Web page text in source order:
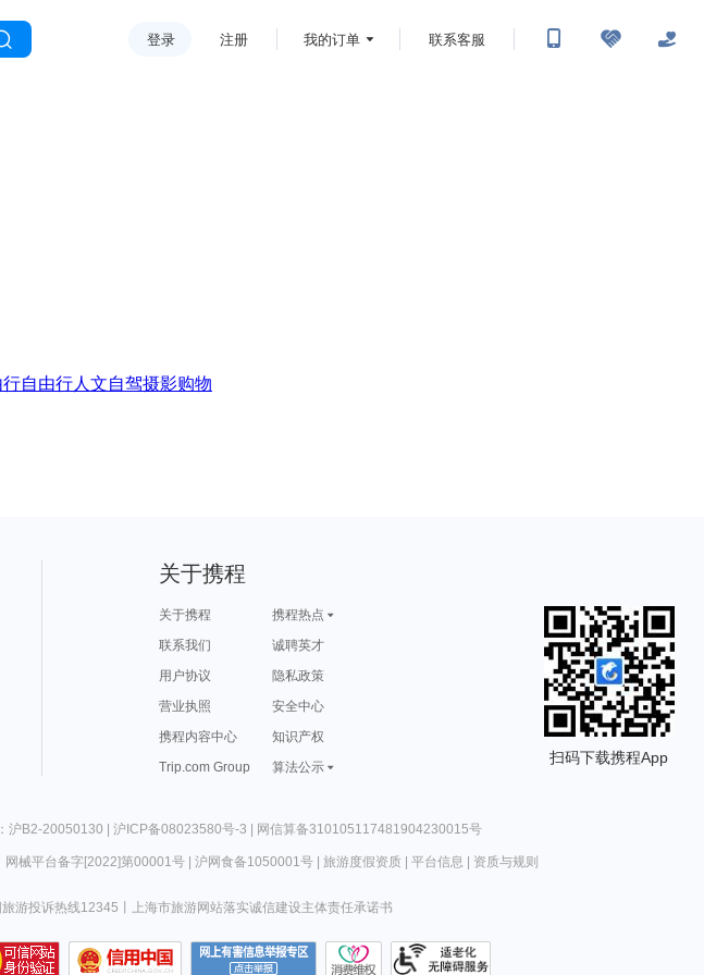
登录 注册 我的订单 联系客服
行自由行人文自驾摄影购物
关于携程
关于携程
携程热点
联系我们
诚聘英才
用户协议
隐私政策
营业执照
安全中心
携程内容中心
知识产权
Trip.com Group
算法公示
扫码下载携程App
沪B2-20050130 | 沪ICP备08023580号-3 | 网信算备310105117481904230015号
网械平台备字[2022]第00001号| 沪网食备1050001号| 旅游度假资质| 平台信息 资质与规则
游投诉热线12345 上海市旅游网站落实诚信建设主体责任承诺书